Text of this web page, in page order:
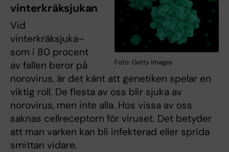
Foto: Getty images
vinterkräksjukan
Vid
vinterkräksjuka–
som i 80 procent
av fallen beror på
norovirus, är det känt att genetiken spelar en
viktig roll. De flesta av oss blir sjuka av
norovirus, men inte alla. Hos vissa av oss
saknas cellreceptorn för viruset. Det betyder
att man varken kan bli infekterad eller sprida
smittan vidare.